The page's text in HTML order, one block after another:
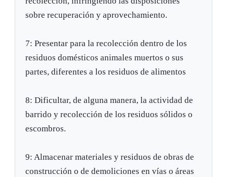
sobre recuperación y aprovechamiento.
7: Presentar para la recolección dentro de los
residuos domésticos animales muertos o sus
partes, diferentes a los residuos de alimentos
8: Dificultar, de alguna manera, la actividad de
barrido y recolección de los residuos sólidos o
escombros.
9: Almacenar materiales y residuos de obras de
construcción o de demoliciones en vías o áreas